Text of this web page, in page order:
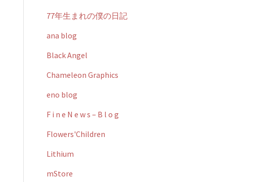
77年生まれの僕の日記
ana blog
Black Angel
Chameleon Graphics
eno blog
F i n e N e w s – B l o g
Flowers'Children
Lithium
mStore